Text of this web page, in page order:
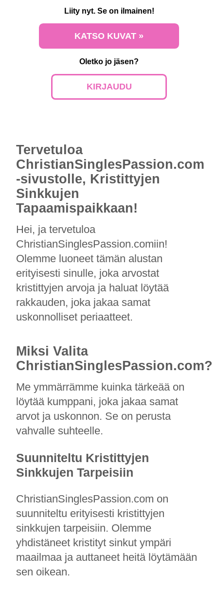
Liity nyt. Se on ilmainen!
KATSO KUVAT »
Oletko jo jäsen?
KIRJAUDU
Tervetuloa
ChristianSinglesPassion.com
-sivustolle, Kristittyjen
Sinkkujen
Tapaamispaikkaan!
Hei, ja tervetuloa
ChristianSinglesPassion.comiin!
Olemme luoneet tämän alustan
erityisesti sinulle, joka arvostat
kristittyjen arvoja ja haluat löytää
rakkauden, joka jakaa samat
uskonnolliset periaatteet.
Miksi Valita
ChristianSinglesPassion.com?
Me ymmärrämme kuinka tärkeää on
löytää kumppani, joka jakaa samat
arvot ja uskonnon. Se on perusta
vahvalle suhteelle.
Suunniteltu Kristittyjen
Sinkkujen Tarpeisiin
ChristianSinglesPassion.com on
suunniteltu erityisesti kristittyjen
sinkkujen tarpeisiin. Olemme
yhdistäneet kristityt sinkut ympäri
maailmaa ja auttaneet heitä löytämään
sen oikean.